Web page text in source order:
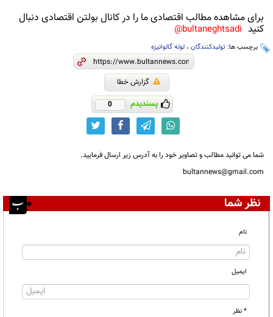
برای مشاهده مطالب اقتصادی ما را در کانال بولتن اقتصادی دنبال
کنید bultaneghtsadi@
برچسب ها: تولیدکنندگان ، لوله گالوانیزه
گزارش خطا
پسندیدم 0
شما می توانید مطالب و تصاویر خود را به آدرس زیر ارسال فرمایید.
bultannews@gmail.com
نظر شما
نام
ایمیل
* نظر